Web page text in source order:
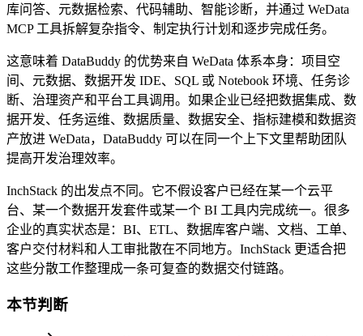
库问答、元数据检索、代码辅助、智能诊断，并通过 WeData
MCP 工具拆解复杂指令、制定执行计划和逐步完成任务。
这意味着 DataBuddy 的优势来自 WeData 体系本身：项目空
间、元数据、数据开发 IDE、SQL 或 Notebook 环境、任务诊
断、治理资产和平台工具调用。如果企业已经把数据集成、数
据开发、任务运维、数据质量、数据安全、指标建模和数据资
产放进 WeData，DataBuddy 可以在同一个上下文里帮助团队
提高开发治理效率。
InchStack 的出发点不同。它不假设客户已经在某一个云平
台、某一个数据开发套件或某一个 BI 工具内完成统一。很多
企业的真实状态是：BI、ETL、数据库客户端、文档、工单、
客户交付材料和人工审批散在不同地方。InchStack 更适合把
这些分散工作整理成一条可复查的数据交付链路。
本节判断